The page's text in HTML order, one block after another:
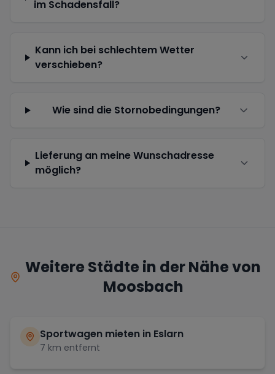
im Schadensfall?
Kann ich bei schlechtem Wetter
verschieben?
Wie sind die Stornobedingungen?
Lieferung an meine Wunschadresse
möglich?
Weitere Städte in der Nähe von
Moosbach
Sportwagen mieten in Eslarn
7 km entfernt